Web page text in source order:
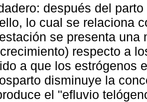
después del
lo cual se relaciona
se presenta una
respecto a
a que los estrógenos
disminuye la
el "efluvio